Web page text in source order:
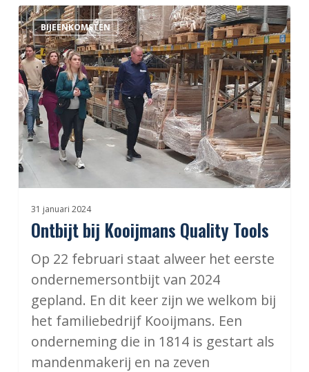
Ontbijt
bij
Kooijmans
Quality
Tools
BIJEENKOMSTEN
31 januari 2024
Ontbijt bij Kooijmans Quality Tools
Op 22 februari staat alweer het eerste
ondernemersontbijt van 2024
gepland. En dit keer zijn we welkom bij
het familiebedrijf Kooijmans. Een
onderneming die in 1814 is gestart als
mandenmakerij en na zeven